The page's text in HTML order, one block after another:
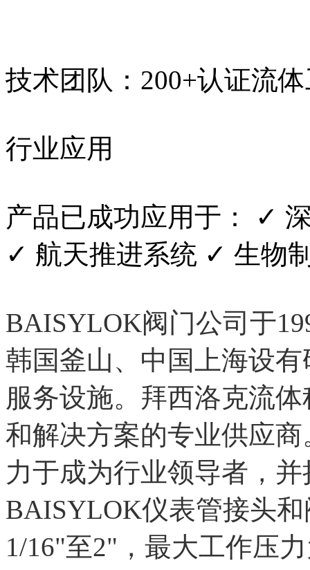
技术团队：200+认证流
行业应用
产品已成功应用于： ✓
✓ 航天推进系统 ✓ 生物
BAISYLOK阀门公司于
韩国釜山、中国上海设
服务设施。拜西洛克流
和解决方案的专业供应
力于成为行业领导者，
BAISYLOK仪表管接头
1/16"至2"，最大工作压